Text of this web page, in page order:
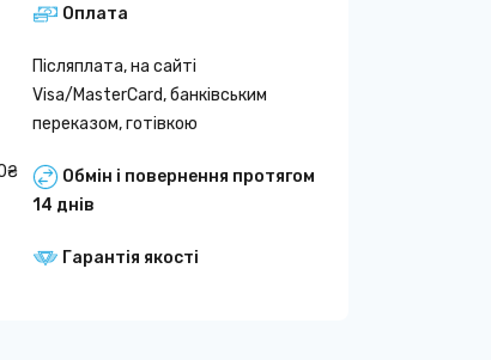
Оплата
Післяплата, на сайті
Visa/MasterCard, банківським
переказом, готівкою
Обмін і повернення протягом
14 днів
Гарантія якості